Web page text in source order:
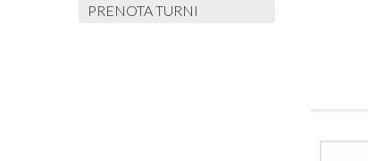
PRENOTA TURNI